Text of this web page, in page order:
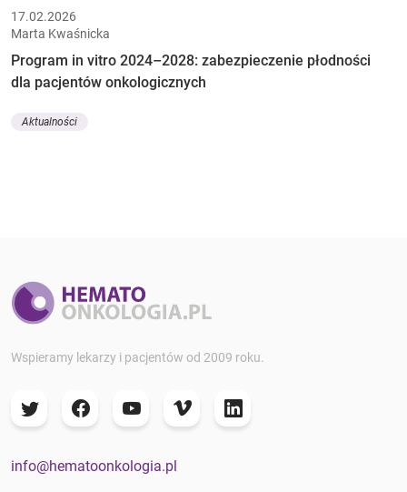
17.02.2026
Marta Kwaśnicka
Program in vitro 2024–2028: zabezpieczenie płodności
dla pacjentów onkologicznych
Aktualności
Wspieramy lekarzy i pacjentów od 2009 roku.
info@hematoonkologia.pl